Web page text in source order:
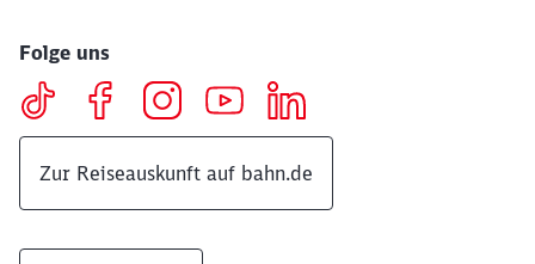
Folge uns
Zur Reiseauskunft auf bahn.de